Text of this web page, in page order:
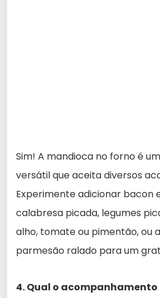
Sim! A mandioca no forno é
versátil que aceita diversos
Experimente adicionar bacon
calabresa picada, legumes
alho, tomate ou pimentão, ou
parmesão ralado para um
4. Qual o